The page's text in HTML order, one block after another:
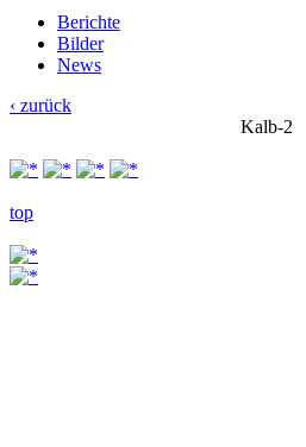
Berichte
Bilder
News
‹ zurück
Kalb-2
top